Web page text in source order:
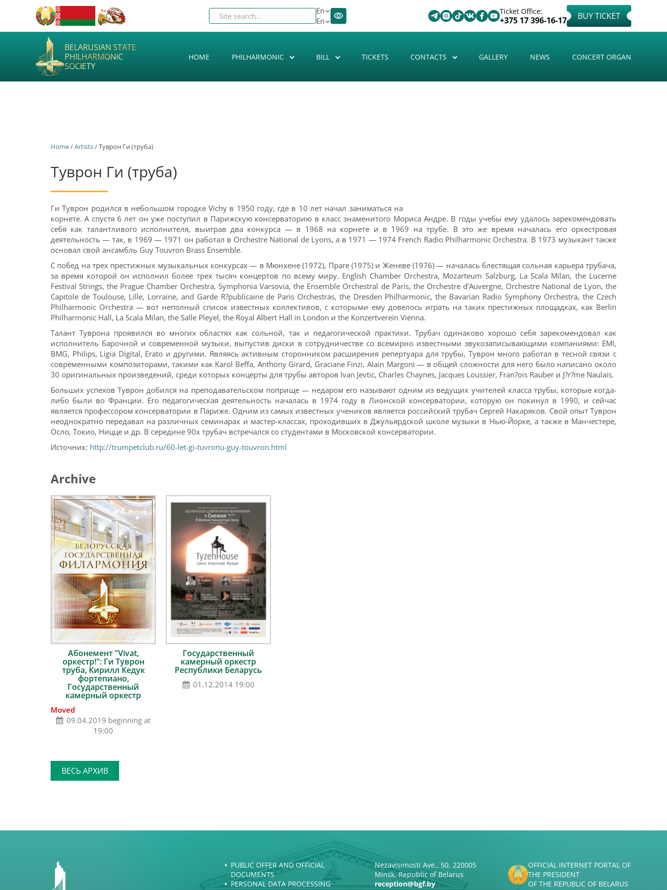
Ticket Office:
+375 17 396-16-17 BUY TICKET
En
En
BELARUSIAN STATE
PHILHARMONIC
SOCIETY
HOME PHILHARMONIC BILL TICKETS CONTACTS GALLERY NEWS CONCERT ORGAN
Home/Artists/ Туврон Ги (труба)
Туврон Ги (труба)
Ги Туврон родился в небольшом городке Vichy в 1950 году, где в 10 лет начал заниматься на
корнете. А спустя 6 лет он уже поступил в Парижскую консерваторию в класс знаменитого Мориса Андре. В годы учебы ему удалось зарекомендовать
себя как талантливого исполнителя, выиграв два конкурса — в 1968 на корнете и в 1969 на трубе. В это же время началась его оркестровая
деятельность — так, в 1969 — 1971 он работал в Orchestre National de Lyons, а в 1971 — 1974 French Radio Philharmonic Orchestra. В 1973 музыкант также
основал свой ансамбль Guy Touvron Brass Ensemble.
С побед на трех престижных музыкальных конкурсах — в Мюнхене (1972), Праге (1975) и Женеве (1976) — началась блестящая сольная карьера трубача,
за время которой он исполнил более трех тысяч концертов по всему миру. English Chamber Orchestra, Mozarteum Salzburg, La Scala Milan, the Lucerne
Festival Strings, the Prague Chamber Orchestra, Symphonia Varsovia, the Ensemble Orchestral de Paris, the Orchestre d’Auvergne, Orchestre National de Lyon, the
Capitole de Toulouse, Lille, Lorraine, and Garde R?publicaine de Paris Orchestras, the Dresden Philharmonic, the Bavarian Radio Symphony Orchestra, the Czech
Philharmonic Orchestra — вот неполный список известных коллективов, с которыми ему довелось играть на таких престижных площадках, как Berlin
Philharmonic Hall, La Scala Milan, the Salle Pleyel, the Royal Albert Hall in London и the Konzertverein Vienna.
Талант Туврона проявился во многих областях как сольной, так и педагогической практики. Трубач одинаково хорошо себя зарекомендовал как
исполнитель барочной и современной музыки, выпустив диски в сотрудничестве со всемирно известными звукозаписывающими компаниями: EMI,
BMG, Philips, Ligia Digital, Erato и другими. Являясь активным сторонником расширения репертуара для трубы, Туврон много работал в тесной связи с
современными композиторами, такими как Karol Beffa, Anthony Girard, Graciane Finzi, Alain Margoni — в общей сложности для него было написано около
30 оригинальных произведений, среди которых концерты для трубы авторов Ivan Jevtic, Charles Chaynes, Jacques Loussier, Fran?ois Rauber и J?r?me Naulais.
Больших успехов Туврон добился на преподавательском поприще — недаром его называют одним из ведущих учителей класса трубы, которые когда-
либо были во Франции. Его педагогическая деятельность началась в 1974 году в Лионской консерватории, которую он покинул в 1990, и сейчас
является профессором консерватории в Париже. Одним из самых известных учеников является российский трубач Сергей Накаряков. Свой опыт Туврон
неоднократно передавал на различных семинарах и мастер-классах, проходивших в Джульярдской школе музыки в Нью-Йорке, а также в Манчестере,
Осло, Токио, Ницце и др. В середине 90х трубач встречался со студентами в Московской консерватории.
Источник: http://trumpetclub.ru/60-let-gi-tuvronu-guy-touvron.html
Archive
Абонемент "Vivat,
оркестр!": Ги Туврон
труба, Кирилл Кедук
фортепиано,
Государственный
камерный оркестр
Moved
09.04.2019 beginning at
19:00
Государственный
камерный оркестр
Республики Беларусь
01.12.2014 19:00
ВЕСЬ АРХИВ
PUBLIC OFFER AND OFFICIAL
DOCUMENTS
PERSONAL DATA PROCESSING
Nezavisimosti Ave., 50, 220005
Minsk, Republic of Belarus
reception@bgf.by
OFFICIAL INTERNET PORTAL OF
THE PRESIDENT
OF THE REPUBLIC OF BELARUS